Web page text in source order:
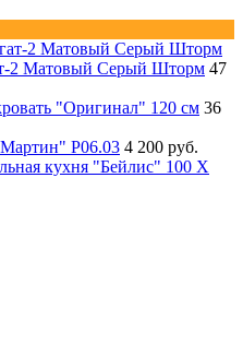
2 Матовый Серый Шторм 47
"Оригинал" 120 см 36
Р06.03 4 200 руб.
кухня "Бейлис" 100 Х